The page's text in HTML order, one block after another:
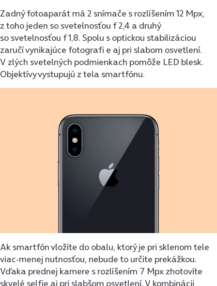
Zadný fotoaparát má 2 snímače s rozlíšením 12 Mpx,
z toho jeden so svetelnosťou f 2,4 a druhý
so svetelnosťou f 1,8. Spolu s optickou stabilizáciou
zaručí vynikajúce fotografi e aj pri slabom osvetlení.
V zlých svetelných podmienkach pomôže LED blesk.
Objektívy vystupujú z tela smartfónu.
Ak smartfón vložíte do obalu, ktorý je pri sklenom tele
viac-menej nutnosťou, nebude to určite prekážkou.
Vďaka prednej kamere s rozlíšením 7 Mpx zhotovíte
skvelé selfie aj pri slabšom osvetlení. V kombinácii